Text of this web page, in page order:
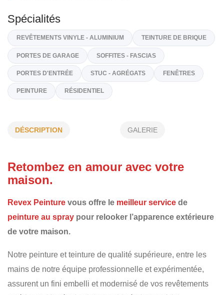
(514) 791-0309
Sur Demande
fred-eric@live.ca
https://www.revexpeinture.com/
REVÊTEMENTS VINYLE - ALUMINIUM
PORTES D'ENTRÉE STUC - AGRÉGATS FENÊTRES
PEINTURE
DÉSCRIPTION GALERIE
Retombez en amour avec votre
maison.
Revex Peinture vous offre le meilleur service de
peinture au spray pour relooker l’apparence extérieure
de votre maison.
Notre peinture et teinture de qualité supérieure, entre les
mains de notre équipe professionnelle et expérimentée,
assurent un fini embelli et modernisé de vos revêtements